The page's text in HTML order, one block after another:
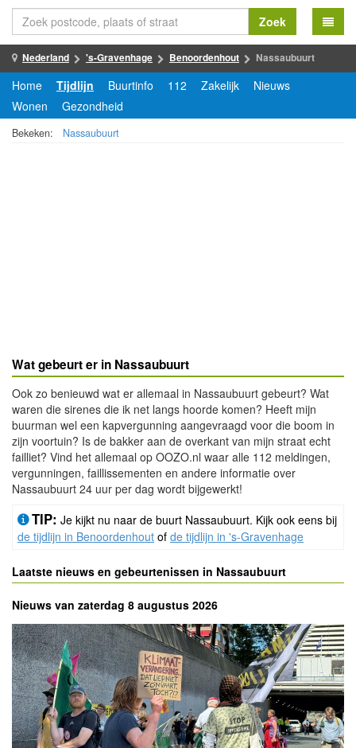
Zoek
Nederland 's-Gravenhage Benoordenhout Nassaubuurt
Home Tijdlijn Buurtinfo 112 Zakelijk
Nieuws
Wonen
Gezondheid
Bekeken: Nassaubuurt
Wat gebeurt er in Nassaubuurt
Ook zo benieuwd wat er allemaal in Nassaubuurt gebeurt? Wat
waren die sirenes die ik net langs hoorde komen? Heeft mijn
buurman wel een kapvergunning aangevraagd voor die boom in
zijn voortuin? Is de bakker aan de overkant van mijn straat echt
failliet? Vind het allemaal op OOZO.nl waar alle 112 meldingen,
vergunningen, faillissementen en andere informatie over
Nassaubuurt 24 uur per dag wordt bijgewerkt!
TIP: Je kijkt nu naar de buurt Nassaubuurt. Kijk ook eens bij
de tijdlijn in Benoordenhout of de tijdlijn in 's-Gravenhage
Laatste nieuws en gebeurtenissen in Nassaubuurt
Nieuws van zaterdag 8 augustus 2026